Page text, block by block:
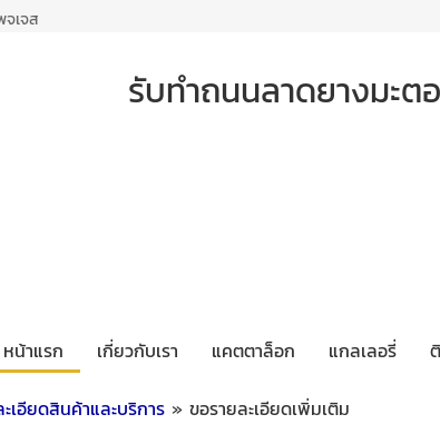
จเจส
รับทำถนนลาดยางมะ
หน้าแรก เกี่ยวกับเรา แคตตาล็อก แกลเลอรี่
เอียดสินค้าและบริการ » ขอรายละเอียดเพิ่มเติม